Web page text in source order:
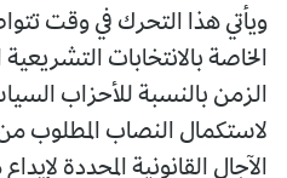
ويأتي هذا التحرك في وقت
الخاصة بالانتخابات
الزمن بالنسبة للأحزاب
لاستكمال النصاب المطلوب من
الآجال القانونية المحددة